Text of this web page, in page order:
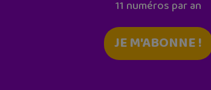
11 numéros par an
JE M'ABONNE !